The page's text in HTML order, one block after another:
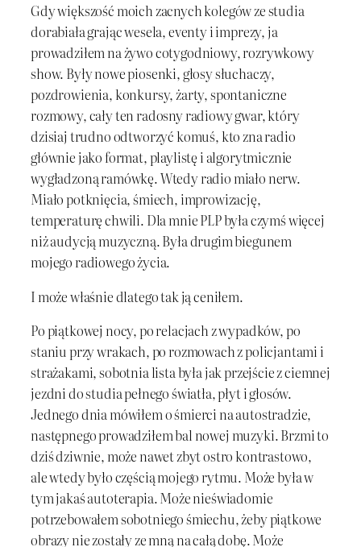
Gdy większość moich zacnych kolegów ze studia
dorabiała grając wesela, eventy i imprezy, ja
prowadziłem na żywo cotygodniowy, rozrywkowy
show. Były nowe piosenki, głosy słuchaczy,
pozdrowienia, konkursy, żarty, spontaniczne
rozmowy, cały ten radosny radiowy gwar, który
dzisiaj trudno odtworzyć komuś, kto zna radio
głównie jako format, playlistę i algorytmicznie
wygładzoną ramówkę. Wtedy radio miało nerw.
Miało potknięcia, śmiech, improwizację,
temperaturę chwili. Dla mnie PLP była czymś więcej
niż audycją muzyczną. Była drugim biegunem
mojego radiowego życia.
I może właśnie dlatego tak ją ceniłem.
Po piątkowej nocy, po relacjach z wypadków, po
staniu przy wrakach, po rozmowach z policjantami i
strażakami, sobotnia lista była jak przejście z ciemnej
jezdni do studia pełnego światła, płyt i głosów.
Jednego dnia mówiłem o śmierci na autostradzie,
następnego prowadziłem bal nowej muzyki. Brzmi to
dziś dziwnie, może nawet zbyt ostro kontrastowo,
ale wtedy było częścią mojego rytmu. Może była w
tym jakaś autoterapia. Może nieświadomie
potrzebowałem sobotniego śmiechu, żeby piątkowe
obrazy nie zostały ze mną na całą dobę. Może